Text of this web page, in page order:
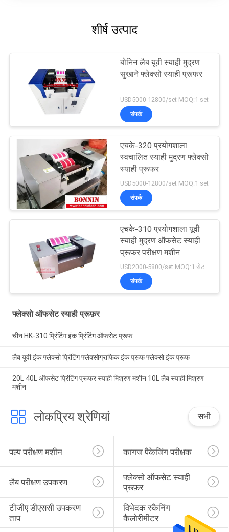
शीर्ष उत्पाद
बोनिन लैब यूवी स्याही मुद्रण
सुखाने फ्लेक्सो स्याही प्रूफर
USD5000-12800/set MOQ:1 set
संपर्क
एचके-320 प्रयोगशाला
स्वचालित स्याही मुद्रण फ्लेक्सो
स्याही प्रूफर
USD5000-12800/set MOQ:1 set
संपर्क
एचके-310 प्रयोगशाला यूवी
स्याही मुद्रण ऑफसेट स्याही
प्रूफर परीक्षण मशीन
USD2000-5800/set MOQ:1 सेट
संपर्क
फ्लेक्सो ऑफसेट स्याही प्रूफ़र
चीन HK-310 प्रिंटिंग इंक प्रिंटिंग ऑफसेट प्रूफ
लैब यूवी इंक फ्लेक्सो प्रिंटिंग फ्लेक्सोग्राफिक इंक प्रूफ फ्लेक्सो इंक प्रूफ
20L 40L ऑफसेट प्रिंटिंग प्रूफर स्याही मिश्रण मशीन 10L लैब स्याही मिश्रण
मशीन
लोकप्रिय श्रेणियां सभी
पल्प परीक्षण मशीन कागज पैकेजिंग परीक्षक
लैब परीक्षण उपकरण
फ्लेक्सो ऑफसेट स्याही
प्रूफ़र
टीजीए डीएससी उपकरण
ताप
विभेदक स्कैनिंग
कैलोरीमीटर